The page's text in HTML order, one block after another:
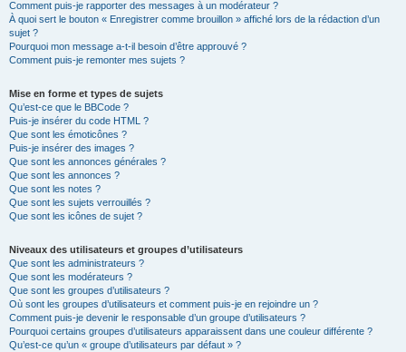
Comment puis-je rapporter des messages à un modérateur ?
À quoi sert le bouton « Enregistrer comme brouillon » affiché lors de la rédaction d’un
sujet ?
Pourquoi mon message a-t-il besoin d’être approuvé ?
Comment puis-je remonter mes sujets ?
Mise en forme et types de sujets
Qu’est-ce que le BBCode ?
Puis-je insérer du code HTML ?
Que sont les émoticônes ?
Puis-je insérer des images ?
Que sont les annonces générales ?
Que sont les annonces ?
Que sont les notes ?
Que sont les sujets verrouillés ?
Que sont les icônes de sujet ?
Niveaux des utilisateurs et groupes d’utilisateurs
Que sont les administrateurs ?
Que sont les modérateurs ?
Que sont les groupes d’utilisateurs ?
Où sont les groupes d’utilisateurs et comment puis-je en rejoindre un ?
Comment puis-je devenir le responsable d’un groupe d’utilisateurs ?
Pourquoi certains groupes d’utilisateurs apparaissent dans une couleur différente ?
Qu’est-ce qu’un « groupe d’utilisateurs par défaut » ?